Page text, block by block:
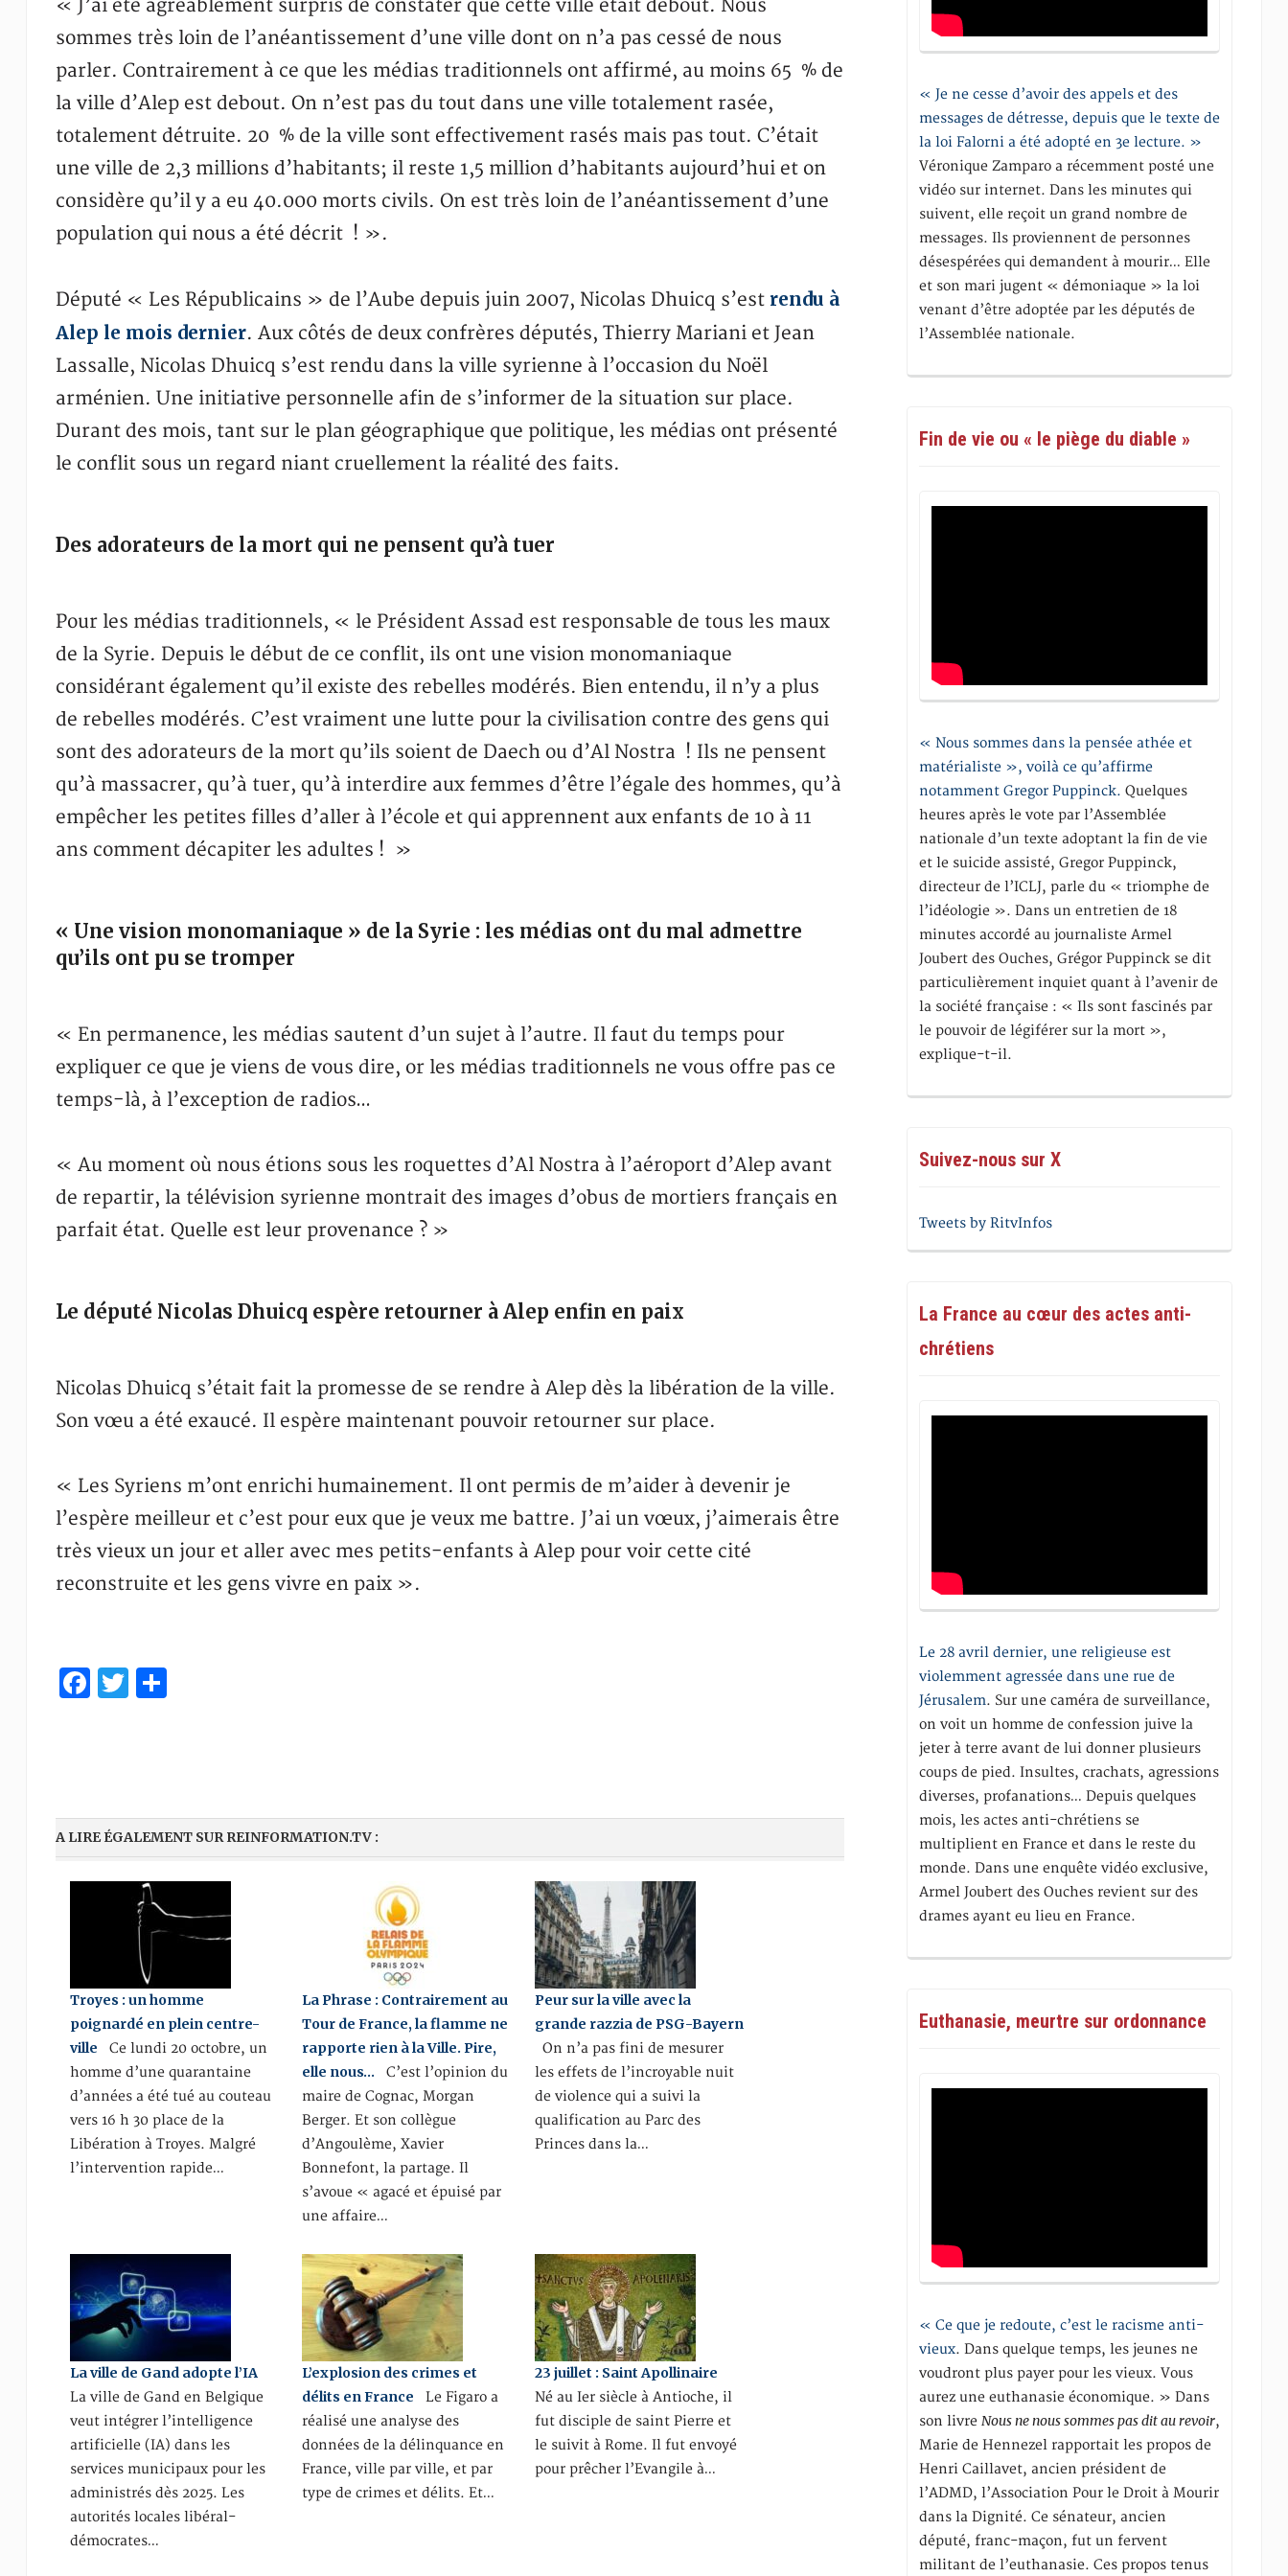
« J’ai été agréablement surpris de constater que cette ville était debout. Nous
sommes très loin de l’anéantissement d’une ville dont on n’a pas cessé de nous
parler. Contrairement à ce que les médias traditionnels ont affirmé, au moins 65 % de
la ville d’Alep est debout. On n’est pas du tout dans une ville totalement rasée,
totalement détruite. 20 % de la ville sont effectivement rasés mais pas tout. C’était
une ville de 2,3 millions d’habitants; il reste 1,5 million d’habitants aujourd’hui et on
considère qu’il y a eu 40.000 morts civils. On est très loin de l’anéantissement d’une
population qui nous a été décrit ! ».
Député « Les Républicains » de l’Aube depuis juin 2007, Nicolas Dhuicq s’est rendu à
Alep le mois dernier. Aux côtés de deux confrères députés, Thierry Mariani et Jean
Lassalle, Nicolas Dhuicq s’est rendu dans la ville syrienne à l’occasion du Noël
arménien. Une initiative personnelle afin de s’informer de la situation sur place.
Durant des mois, tant sur le plan géographique que politique, les médias ont présenté
le conflit sous un regard niant cruellement la réalité des faits.
Des adorateurs de la mort qui ne pensent qu’à tuer
Pour les médias traditionnels, « le Président Assad est responsable de tous les maux
de la Syrie. Depuis le début de ce conflit, ils ont une vision monomaniaque
considérant également qu’il existe des rebelles modérés. Bien entendu, il n’y a plus
de rebelles modérés. C’est vraiment une lutte pour la civilisation contre des gens qui
sont des adorateurs de la mort qu’ils soient de Daech ou d’Al Nostra ! Ils ne pensent
qu’à massacrer, qu’à tuer, qu’à interdire aux femmes d’être l’égale des hommes, qu’à
empêcher les petites filles d’aller à l’école et qui apprennent aux enfants de 10 à 11
ans comment décapiter les adultes ! »
« Une vision monomaniaque » de la Syrie : les médias ont du mal admettre
qu’ils ont pu se tromper
« En permanence, les médias sautent d’un sujet à l’autre. Il faut du temps pour
expliquer ce que je viens de vous dire, or les médias traditionnels ne vous offre pas ce
temps-là, à l’exception de radios…
« Au moment où nous étions sous les roquettes d’Al Nostra à l’aéroport d’Alep avant
de repartir, la télévision syrienne montrait des images d’obus de mortiers français en
parfait état. Quelle est leur provenance ? »
Le député Nicolas Dhuicq espère retourner à Alep enfin en paix
Nicolas Dhuicq s’était fait la promesse de se rendre à Alep dès la libération de la ville.
Son vœu a été exaucé. Il espère maintenant pouvoir retourner sur place.
« Les Syriens m’ont enrichi humainement. Il ont permis de m’aider à devenir je
l’espère meilleur et c’est pour eux que je veux me battre. J’ai un vœux, j’aimerais être
très vieux un jour et aller avec mes petits-enfants à Alep pour voir cette cité
reconstruite et les gens vivre en paix ».
Facebook
Twitter
Share
A LIRE ÉGALEMENT SUR REINFORMATION.TV :
Troyes : un homme
poignardé en plein centre-
ville Ce lundi 20 octobre, un
homme d’une quarantaine
d’années a été tué au couteau
vers 16 h 30 place de la
Libération à Troyes. Malgré
l’intervention rapide…
La Phrase : Contrairement au
Tour de France, la flamme ne
rapporte rien à la Ville. Pire,
elle nous… C’est l’opinion du
maire de Cognac, Morgan
Berger. Et son collègue
d’Angoulème, Xavier
Bonnefont, la partage. Il
s’avoue « agacé et épuisé par
une affaire…
Peur sur la ville avec la
grande razzia de PSG-Bayern
On n’a pas fini de mesurer
les effets de l’incroyable nuit
de violence qui a suivi la
qualification au Parc des
Princes dans la…
La ville de Gand adopte l’IA
La ville de Gand en Belgique
veut intégrer l’intelligence
artificielle (IA) dans les
services municipaux pour les
administrés dès 2025. Les
autorités locales libéral-
démocrates…
L’explosion des crimes et
délits en France Le Figaro a
réalisé une analyse des
données de la délinquance en
France, ville par ville, et par
type de crimes et délits. Et…
23 juillet : Saint Apollinaire
Né au Ier siècle à Antioche, il
fut disciple de saint Pierre et
le suivit à Rome. Il fut envoyé
pour prêcher l’Evangile à…
« Je ne cesse d’avoir des appels et des
messages de détresse, depuis que le texte de
la loi Falorni a été adopté en 3e lecture. »
Véronique Zamparo a récemment posté une
vidéo sur internet. Dans les minutes qui
suivent, elle reçoit un grand nombre de
messages. Ils proviennent de personnes
désespérées qui demandent à mourir… Elle
et son mari jugent « démoniaque » la loi
venant d’être adoptée par les députés de
l’Assemblée nationale.
Fin de vie ou « le piège du diable »
« Nous sommes dans la pensée athée et
matérialiste », voilà ce qu’affirme
notamment Gregor Puppinck. Quelques
heures après le vote par l’Assemblée
nationale d’un texte adoptant la fin de vie
et le suicide assisté, Gregor Puppinck,
directeur de l’ICLJ, parle du « triomphe de
l’idéologie ». Dans un entretien de 18
minutes accordé au journaliste Armel
Joubert des Ouches, Grégor Puppinck se dit
particulièrement inquiet quant à l’avenir de
la société française : « Ils sont fascinés par
le pouvoir de légiférer sur la mort »,
explique-t-il.
Suivez-nous sur X
Tweets by RitvInfos
La France au cœur des actes anti-
chrétiens
Le 28 avril dernier, une religieuse est
violemment agressée dans une rue de
Jérusalem. Sur une caméra de surveillance,
on voit un homme de confession juive la
jeter à terre avant de lui donner plusieurs
coups de pied. Insultes, crachats, agressions
diverses, profanations… Depuis quelques
mois, les actes anti-chrétiens se
multiplient en France et dans le reste du
monde. Dans une enquête vidéo exclusive,
Armel Joubert des Ouches revient sur des
drames ayant eu lieu en France.
Euthanasie, meurtre sur ordonnance
« Ce que je redoute, c’est le racisme anti-
vieux. Dans quelque temps, les jeunes ne
voudront plus payer pour les vieux. Vous
aurez une euthanasie économique. » Dans
son livreNous ne nous sommes pas dit au revoir,
Marie de Hennezel rapportait les propos de
Henri Caillavet, ancien président de
l’ADMD, l’Association Pour le Droit à Mourir
dans la Dignité. Ce sénateur, ancien
député, franc-maçon, fut un fervent
militant de l’euthanasie. Ces propos tenus